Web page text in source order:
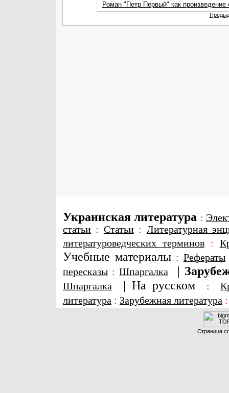
Роман "Петр Первый" как произведение
Украинская литература :
статьи : Статьи: Литературная
литературоведческих терминов:
Учебные материалы : Рефераты
пересказы : Шпаргалка |
Шпаргалка | На русском :
литература : Зарубежная литература
Страница